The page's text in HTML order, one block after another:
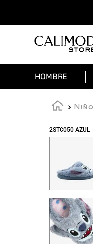
HOMBRE
Niño
2STC050 AZUL